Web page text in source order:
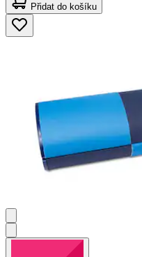
Přidat do košíku